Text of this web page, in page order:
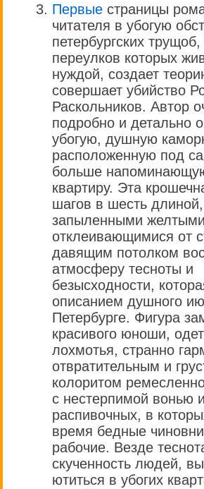
Первые страницы
читателя в убогую
петербургских
переулков которых
нуждой, создает
совершает убийство
Раскольников. Автор
подробно и детально
убогую, душную
расположенную под
больше
квартиру. Эта
шагов в шесть
запыленными
отклеивающимися от
давящим потолком
атмосферу тесноты и
безысходности,
описанием душного
Петербурге. Фигура
красивого юноши,
лохмотья, странно
отвратительным и
колоритом
с нестерпимой вонью
распивочных, в
время бедные
рабочие. Везде
скученность людей,
ютиться в убогих